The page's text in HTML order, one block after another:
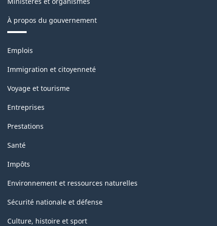
À propos du gouvernement
Thèmes
sujets
Emplois
Immigration et citoyenneté
Voyage et tourisme
Entreprises
Prestations
Santé
Impôts
Environnement et ressources naturelles
Sécurité nationale et défense
Culture, histoire et sport